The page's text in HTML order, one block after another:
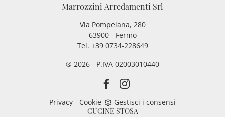
Marrozzini Arredamenti Srl
Via Pompeiana, 280
63900 - Fermo
Tel. +39 0734-228649
® 2026 - P.IVA 02003010440
Privacy - Cookie
Gestisci i consensi
CUCINE STOSA